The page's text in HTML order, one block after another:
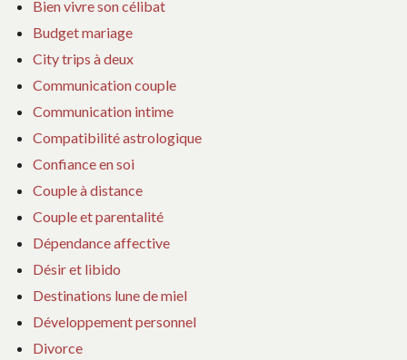
Bien vivre son célibat
Budget mariage
City trips à deux
Communication couple
Communication intime
Compatibilité astrologique
Confiance en soi
Couple à distance
Couple et parentalité
Dépendance affective
Désir et libido
Destinations lune de miel
Développement personnel
Divorce